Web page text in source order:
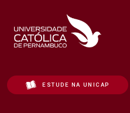
ESTUDE NA UNICAP